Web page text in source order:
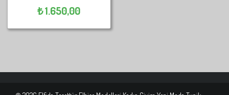
₺1.650,00